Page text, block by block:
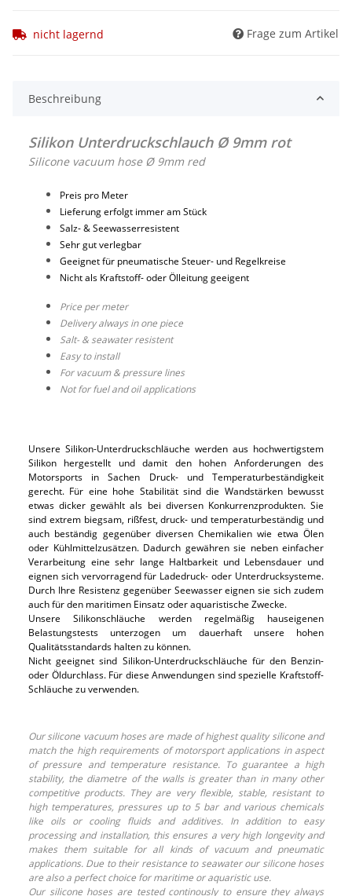
nicht lagernd Frage zum Artikel
Beschreibung
Silikon Unterdruckschlauch Ø 9mm rot
Silicone vacuum hose Ø 9mm red
Preis pro Meter
Lieferung erfolgt immer am Stück
Salz- & Seewasserresistent
Sehr gut verlegbar
Geeignet für pneumatische Steuer- und Regelkreise
Nicht als Kraftstoff- oder Ölleitung geeigent
Price per meter
Delivery always in one piece
Salt- & seawater resistent
Easy to install
For vacuum & pressure lines
Not for fuel and oil applications
Unsere Silikon-Unterdruckschläuche werden aus hochwertigstem
Silikon hergestellt und damit den hohen Anforderungen des
Motorsports in Sachen Druck- und Temperaturbeständigkeit
gerecht. Für eine hohe Stabilität sind die Wandstärken bewusst
etwas dicker gewählt als bei diversen Konkurrenzprodukten. Sie
sind extrem biegsam, rißfest, druck- und temperaturbeständig und
auch beständig gegenüber diversen Chemikalien wie etwa Ölen
oder Kühlmittelzusätzen. Dadurch gewähren sie neben einfacher
Verarbeitung eine sehr lange Haltbarkeit und Lebensdauer und
eignen sich vervorragend für Ladedruck- oder Unterdrucksysteme.
Durch Ihre Resistenz gegenüber Seewasser eignen sie sich zudem
auch für den maritimen Einsatz oder aquaristische Zwecke.
Unsere Silikonschläuche werden regelmäßig hauseigenen
Belastungstests unterzogen um dauerhaft unsere hohen
Qualitätsstandards halten zu können.
Nicht geeignet sind Silikon-Unterdruckschläuche für den Benzin-
oder Öldurchlass. Für diese Anwendungen sind spezielle Kraftstoff-
Schläuche zu verwenden.
Our silicone vacuum hoses are made of highest quality silicone and
match the high requirements of motorsport applications in aspect
of pressure and temperature resistance. To guarantee a high
stability, the diametre of the walls is greater than in many other
competitive products. They are very flexible, stable, resistant to
high temperatures, pressures up to 5 bar and various chemicals
like oils or cooling fluids and additives. In addition to easy
processing and installation, this ensures a very high longevity and
makes them suitable for all kinds of vacuum and pneumatic
applications. Due to their resistance to seawater our silicone hoses
are also a perfect choice for maritime or aquaristic use.
Our silicone hoses are tested continously to ensure they always